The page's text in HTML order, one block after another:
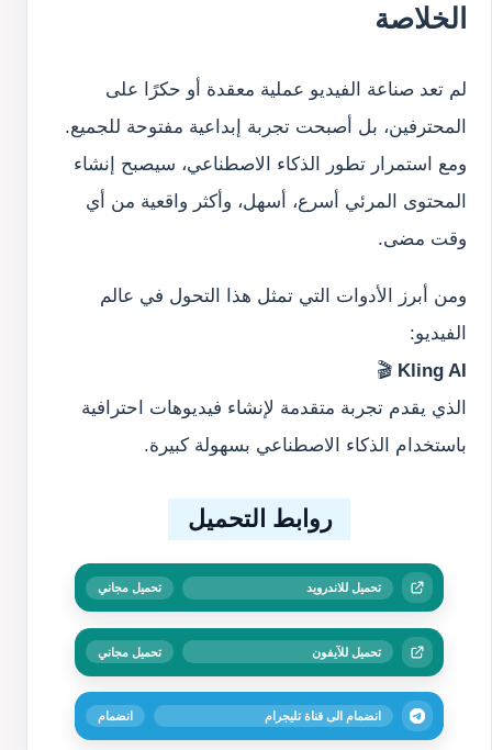
الخلاصة
لم تعد صناعة الفيديو عملية معقدة أو حكرًا على
المحترفين، بل أصبحت تجربة إبداعية مفتوحة للجميع.
ومع استمرار تطور الذكاء الاصطناعي، سيصبح إنشاء
المحتوى المرئي أسرع، أسهل، وأكثر واقعية من أي
وقت مضى.
ومن أبرز الأدوات التي تمثل هذا التحول في عالم
الفيديو:
Kling AI
🎬
الذي يقدم تجربة متقدمة لإنشاء فيديوهات احترافية
باستخدام الذكاء الاصطناعي بسهولة كبيرة.
روابط التحميل
تحميل للاندرويد تحميل مجاني
تحميل للآيفون تحميل مجاني
انضمام الى قناة تليجرام انضمام